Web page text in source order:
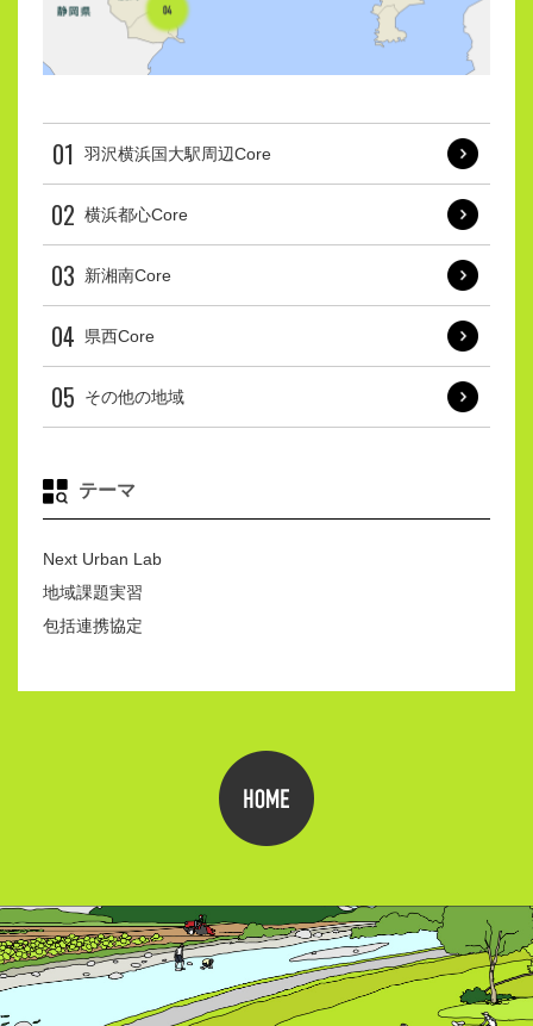
01 羽沢横浜国大駅周辺Core
02 横浜都心Core
03 新湘南Core
04 県西Core
05 その他の地域
テーマ
Next Urban Lab
地域課題実習
包括連携協定